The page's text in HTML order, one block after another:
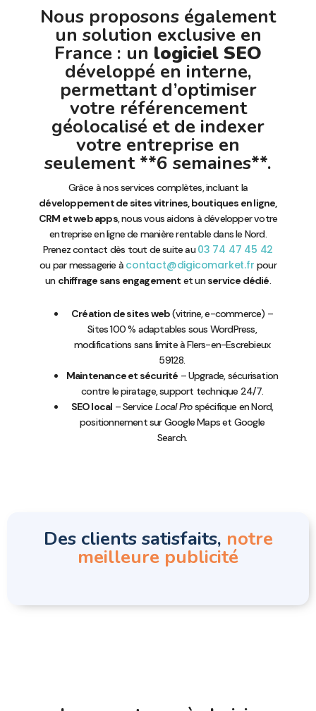
Nous proposons également
un solution exclusive en
France : un logiciel SEO
développé en interne,
permettant d’optimiser
votre référencement
géolocalisé et de indexer
votre entreprise en
seulement **6 semaines**.
Grâce à nos services complètes, incluant la
développement de sites vitrines, boutiques en ligne,
CRM et web apps, nous vous aidons à développer votre
entreprise en ligne de manière rentable dans le Nord.
Prenez contact dès tout de suite au03 74 47 45 42
ou par messagerie à contact@digicomarket.fr pour
un chiffrage sans engagement et unservice dédié.
Création de sites web(vitrine, e-commerce) –
Sites 100 % adaptables sous WordPress,
modifications sans limite à Flers-en-Escrebieux
59128.
Maintenance et sécurité – Upgrade, sécurisation
contre le piratage, support technique 24/7.
SEO local – Service Local Prospécifique en Nord,
positionnement sur Google Maps et Google
Search.
Des clients satisfaits, notre
meilleure publicité